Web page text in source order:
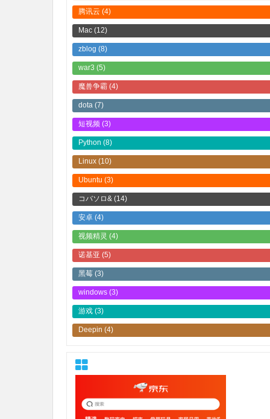
腾讯云 (4)
Mac (12)
zblog (8)
war3 (5)
魔兽争霸 (4)
dota (7)
短视频 (3)
Python (8)
Linux (10)
Ubuntu (3)
コバソロ& (14)
安卓 (4)
视频精灵 (4)
诺基亚 (5)
黑莓 (3)
windows (3)
游戏 (3)
Deepin (4)